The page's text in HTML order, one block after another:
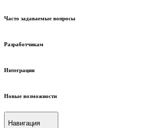
Часто задаваемые вопросы
Разработчикам
Интеграции
Новые возможности
Навигация